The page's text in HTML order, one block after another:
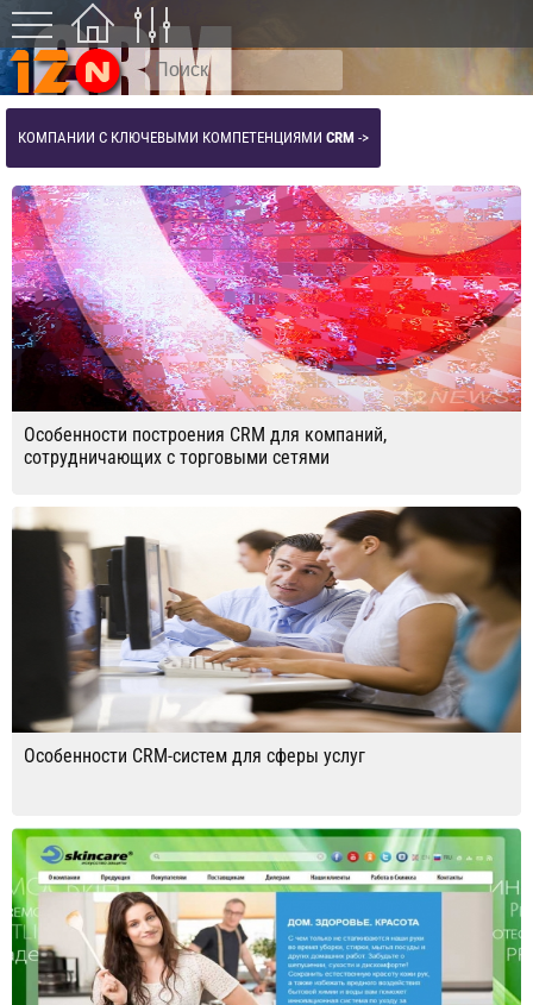
КОМПАНИИ С КЛЮЧЕВЫМИ КОМПЕТЕНЦИЯМИ CRM ->
Особенности построения CRM для компаний,
сотрудничающих с торговыми сетями
Особенности CRM-систем для сферы услуг